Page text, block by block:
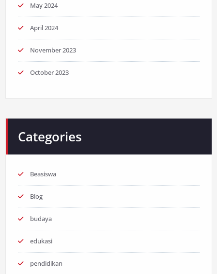
May 2024
April 2024
November 2023
October 2023
Categories
Beasiswa
Blog
budaya
edukasi
pendidikan